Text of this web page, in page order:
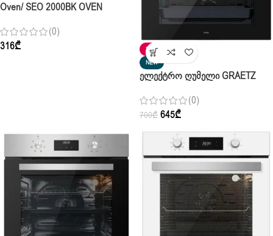
Oven/ SEO 2000BK OVEN
(0)
316₾
SALE
NEW
Ელექტრო Ღუმელი GRAETZ
(0)
700₾ 645₾